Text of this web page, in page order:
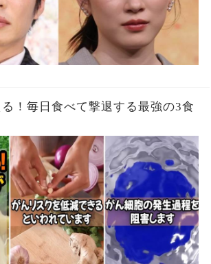
！毎日食べて撃退する最強の3食